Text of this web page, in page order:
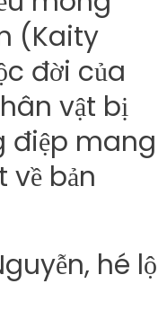
(Kaity
đời của
vật bị
điệp mang
về bản